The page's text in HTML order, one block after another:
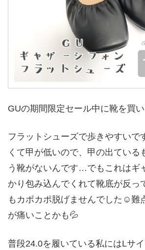
GUの期間限定セール中に靴を買い
フラットシューズで歩きやすいで
くて甲が低いので、甲の出ている
う靴がないんです…でもこれはギ
かり包み込んでくれて靴底が反っ
もカポカポ脱げませんでした☺難
が痛いことかも💦
普段24.0を履いている私にはLサ